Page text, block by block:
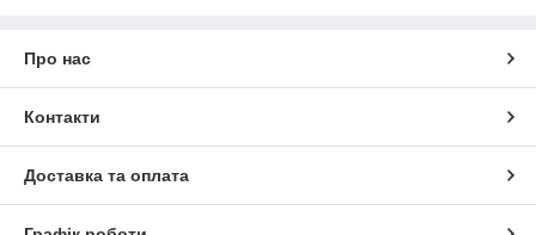
Про нас
Контакти
Доставка та оплата